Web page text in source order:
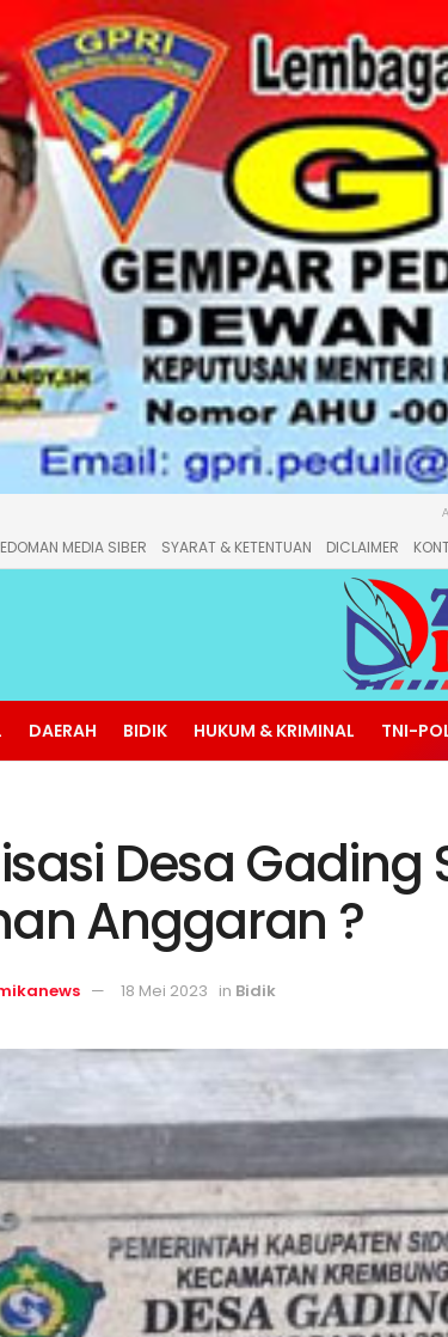
MEDIA SIBER SYARAT & KETENTUAN DICLAIMER
DAERAH BIDIK HUKUM & KRIMINAL TNI-
Desa Gading
Anggaran ?
18 Mei 2023 in Bidik